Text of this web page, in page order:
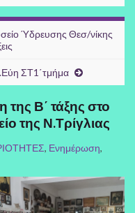
Ύδρευσης Θεσ/νίκης
ΣΤ1΄τμήμα
της Β΄ τάξης στο
της Ν.Τρίγλιας
, Ενημέρωση,